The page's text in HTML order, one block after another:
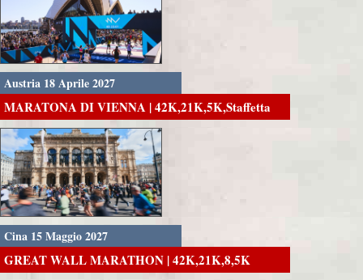
Austria 18 Aprile 2027
MARATONA DI VIENNA | 42K,21K,5K,Staffetta
Cina 15 Maggio 2027
GREAT WALL MARATHON | 42K,21K,8,5K